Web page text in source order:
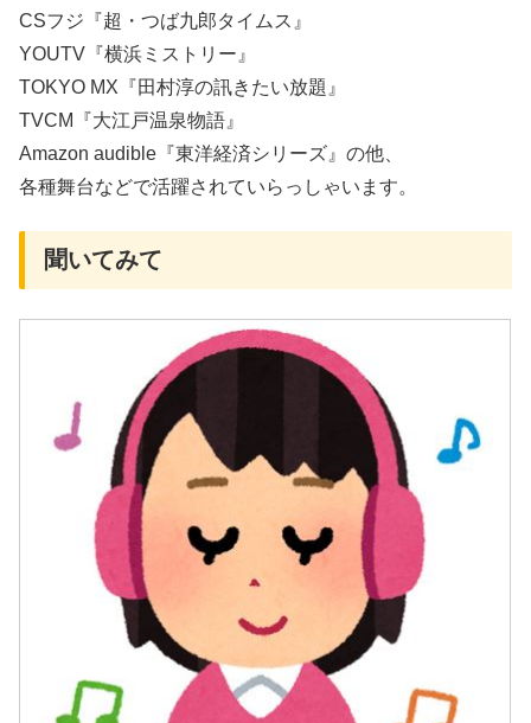
CSフジ『超・つば九郎タイムス』
YOUTV『横浜ミストリー』
TOKYO MX『田村淳の訊きたい放題』
TVCM『大江戸温泉物語』
Amazon audible『東洋経済シリーズ』の他、
各種舞台などで活躍されていらっしゃいます。
聞いてみて